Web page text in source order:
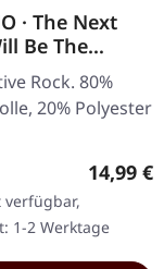
· The Next
Be The
| ZIPPER
Rock. 80%
20% Polyester
14,99 €
verfügbar,
1-2 Werktage